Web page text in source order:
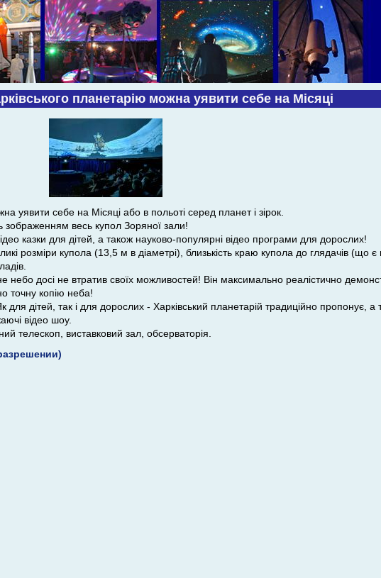
планетарію можна уявити себе на Місяці
уявити себе на Місяці або в польоті серед планет і зірок.
зображенням весь купол Зоряної зали!
казки для дітей, а також науково-популярні відео програми для дорослих!
розміри купола (13,5 м в діаметрі), близькість краю купола до глядачів (що є
небо досі не втратив своїх можливостей! Він максимально реалістично
точну копію неба!
для дітей, так і для дорослих - Харківський планетарій традиційно пропонує, а
відео шоу.
телескоп, виставковий зал, обсерваторія.